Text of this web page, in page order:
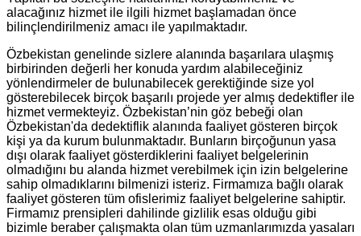
alacağınız hizmet ile ilgili hizmet başlamadan önce
bilinçlendirilmeniz amacı ile yapılmaktadır.
Özbekistan genelinde sizlere alanında başarılara ulaşmış
birbirinden değerli her konuda yardım alabileceğiniz
yönlendirmeler de bulunabilecek gerektiğinde size yol
gösterebilecek birçok başarılı projede yer almış dedektifler ile
hizmet vermekteyiz. Özbekistan’nin göz bebeği olan
Özbekistan'da dedektiflik alanında faaliyet gösteren birçok
kişi ya da kurum bulunmaktadır. Bunların birçoğunun yasa
dışı olarak faaliyet gösterdiklerini faaliyet belgelerinin
olmadığını bu alanda hizmet verebilmek için izin belgelerine
sahip olmadıklarını bilmenizi isteriz. Firmamıza bağlı olarak
faaliyet gösteren tüm ofislerimiz faaliyet belgelerine sahiptir.
Firmamız prensipleri dahilinde gizlilik esas olduğu gibi
bizimle beraber çalışmakta olan tüm uzmanlarımızda yasaları